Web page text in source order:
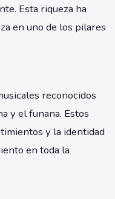
Esta riqueza ha
en uno de los pilares
reconocidos
y el funana. Estos
y la identidad
en toda la